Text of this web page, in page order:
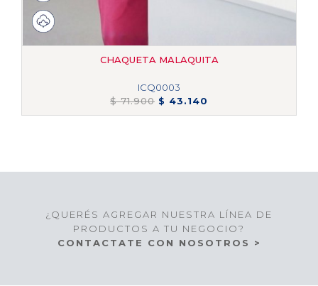
CHAQUETA MALAQUITA
ICQ0003
$ 71.900 $ 43.140
¿QUERÉS AGREGAR NUESTRA LÍNEA DE
PRODUCTOS A TU NEGOCIO?
CONTACTATE CON NOSOTROS >